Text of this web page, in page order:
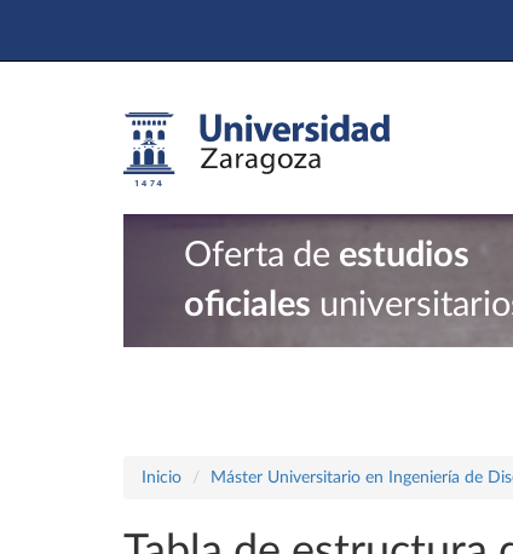
Oferta de estudios
oficiales
Inicio Máster Universitario en Ingeniería de